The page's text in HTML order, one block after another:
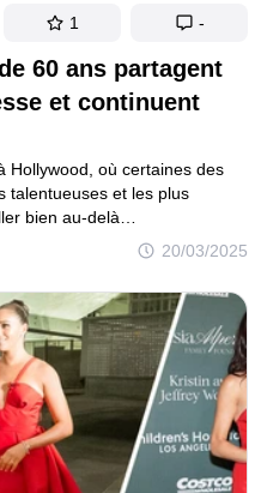
60 ans partagent
et continuent
20/03/2025
Hollywood, où certaines des
talentueuses et les plus
bien au-delà
sur elles aujourd’hui
le vieillissement avec
de star.
1 -